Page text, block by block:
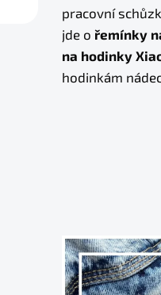
pracovní
jde o řemínky
na hodinky
hodinkám